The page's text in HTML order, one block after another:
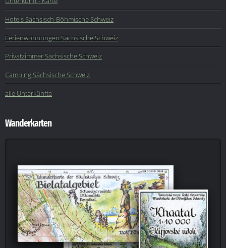
Hotels Sächsisch-Böhmische Schweiz
Ferienwohnungen Sächsische Schweiz
Privatzimmer Sächsische Schweiz
Camping Sächsische Schweiz
alle Unterkünfte
Wanderkarten